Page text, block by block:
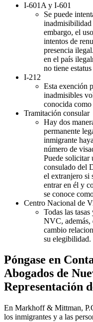
I-601A y I-601
Se puede
embargo, el
intentos de
presencia
en el país
no tiene
I-212
Esta exención
inadmisibles
conocida
Tramitación consular
Hay dos
permanente
inmigrante
número de
Puede solicitar
consulado del
el extranjero si
entrar en él y
se conoce
Centro Nacional de
Todas las
NVC, además,
cambio
su elegibilidad.
Póngase en
Abogados de
Representación
En Markhoff & Mittman,
los inmigrantes y a las